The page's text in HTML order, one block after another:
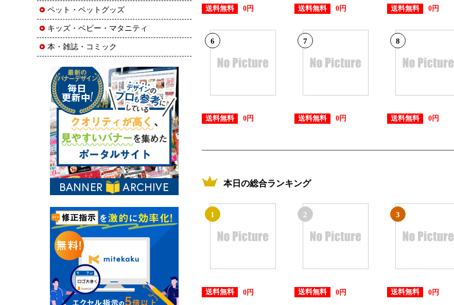
送料無料 0円 送料無料 0円 送料無料 0円
6
送料無料 0円
7
送料無料 0円
8
送料無料 0円
本日の総合ランキング
1
送料無料 0円
2
送料無料 0円
3
送料無料 0円
ペット・ペットグッズ
キッズ・ベビー・マタニティ
本・雑誌・コミック